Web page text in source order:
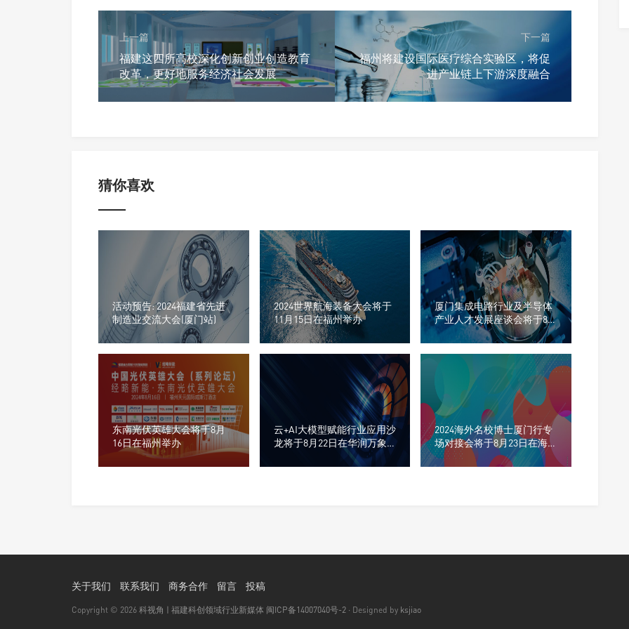
上一篇
福建这四所高校深化创新创业创造教育
改革，更好地服务经济社会发展
下一篇
福州将建设国际医疗综合实验区，将促
进产业链上下游深度融合
猜你喜欢
活动预告: 2024福建省先进
制造业交流大会(厦门站)
2024世界航海装备大会将于
11月15日在福州举办
厦门集成电路行业及半导体
产业人才发展座谈会将于8
月20日在软二举办
东南光伏英雄大会将于8月
16日在福州举办
云+AI大模型赋能行业应用沙
龙将于8月22日在华润万象
2024海外名校博士厦门行专
场对接会将于8月23日在海
沧举办
关于我们 联系我们 商务合作 留言 投稿
Copyright © 2026 科视角 | 福建科创领域行业新媒体 闽ICP备14007040号-2 · Designed by ksjiao